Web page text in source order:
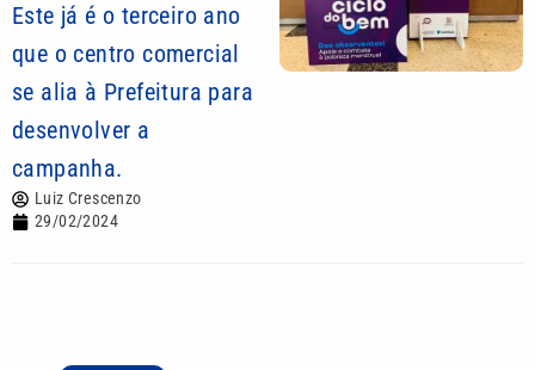
Este já é o terceiro ano
que o centro comercial
se alia à Prefeitura para
desenvolver a
campanha.
Luiz Crescenzo
29/02/2024